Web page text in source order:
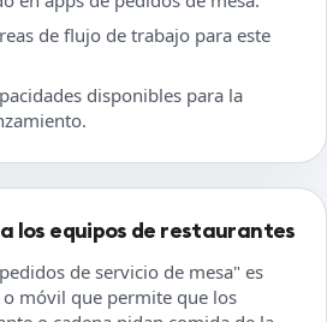
de flujo de trabajo para este
disponibles para la
los equipos de restaurantes
de servicio de mesa" es
móvil que permite que los